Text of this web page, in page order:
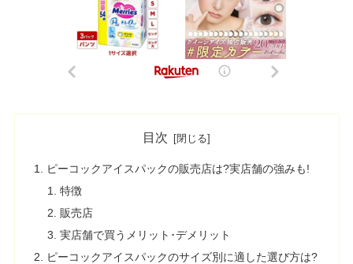
目次
ピーコックアイスパックの販売店は?実店舗の強みも!
特徴
販売店
実店舗で買うメリット･デメリット
ピーコックアイスパックのサイズ別に適した選び方は?